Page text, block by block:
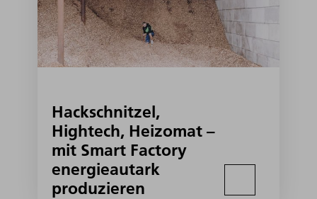
Hackschnitzel,
Hightech, Heizomat –
mit Smart Factory
energieautark
produzieren